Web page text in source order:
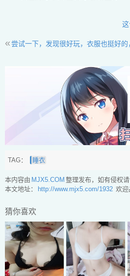
« 尝试一下，发现很好玩，衣服也挺好的
TAG： 睡衣
本内容由 MJX5.COM 整理发布，如有侵权
本文地址：
http://www.mjx5.com/1932 欢迎
猜你喜欢